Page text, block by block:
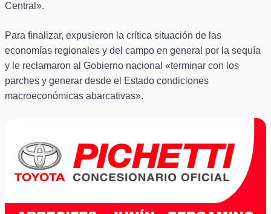
Central».
Para finalizar, expusieron la crítica situación de las
economías regionales y del campo en general por la sequía
y le reclamaron al Gobierno nacional «terminar con los
parches y generar desde el Estado condiciones
macroeconómicas abarcativas».